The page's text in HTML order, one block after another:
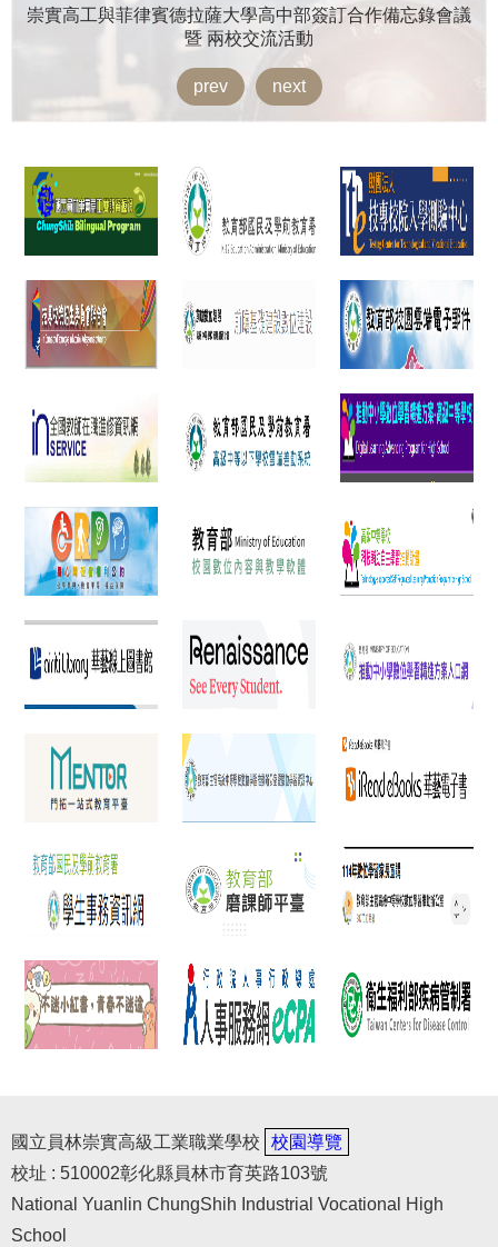
崇實高工與菲律賓德拉薩大學高中部簽訂合作備忘錄會議
暨 兩校交流活動
prev next
國立員林崇實高級工業職業學校
校園導覽
校址 : 510002彰化縣員林市育英路103號
National Yuanlin ChungShih Industrial Vocational High
School